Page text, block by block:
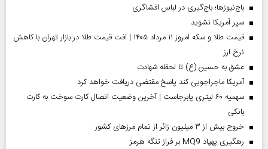
باج‌نیوزها؛ باج‌گیری در لباس افشاگری
سپر آمریکا نشوید
قیمت طلا و سکه امروز ۱۱ مرداد ۱۴۰۵ | افت قیمت طلا در بازار تهران با کاهش
نرخ ارز
عشق به حسین (ع) تا لحظه شهادت
آمریکا ماجراجویی کند پاسخ مقتضی دریافت خواهد کرد
سهمیه ۶۰ لیتری پابرجاست | آخرین وضعیت اتصال کارت سوخت به کارت
بانکی
خروج بیش از ۳ میلیون زائر از تمام مرز‌های کشور
رهگیری پهپاد MQ9 بر فراز تنگه هرمز